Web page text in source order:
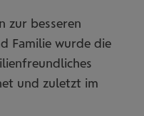
zur besseren
Familie wurde die
und zuletzt im